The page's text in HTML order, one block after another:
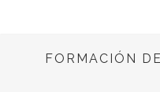
FORMACIÓN